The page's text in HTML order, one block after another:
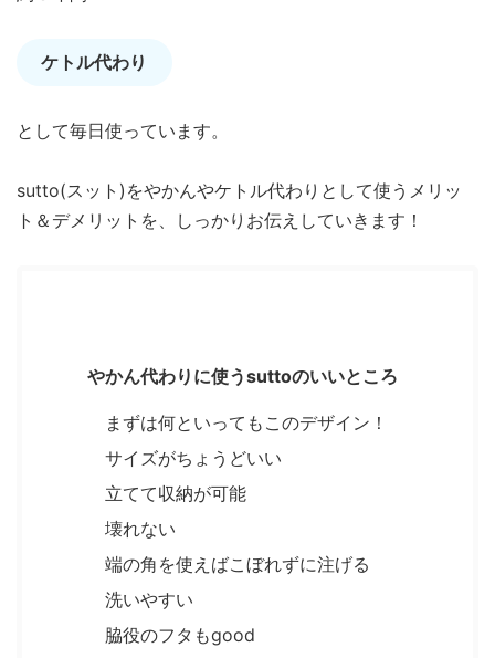
ケトル代わり
として毎日使っています。
sutto(スット)をやかんやケトル代わりとして使うメリッ
ト＆デメリットを、しっかりお伝えしていきます！
やかん代わりに使うsuttoのいいところ
まずは何といってもこのデザイン！
サイズがちょうどいい
立てて収納が可能
壊れない
端の角を使えばこぼれずに注げる
洗いやすい
脇役のフタもgood